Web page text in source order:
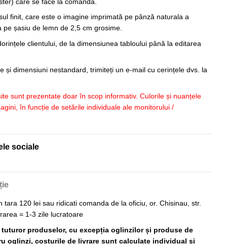
finit, care este o imagine imprimată pe pânză naturala a
șasiu de lemn de 2,5 cm grosime.
clientului, de la dimensiunea tabloului până la editarea
și dimensiuni nestandard, trimiteți un e-mail cu cerințele dvs. la
sunt prezentate doar în scop informativ. Culorile și nuanțele
în funcție de setările individuale ale monitorului /
sociale
tara 120 lei sau ridicati comanda de la oficiu, or. Chisinau, str.
= 1-3 zile lucratoare
produselor, cu excepția oglinzilor și produse de
oglinzi, costurile de livrare sunt calculate individual și